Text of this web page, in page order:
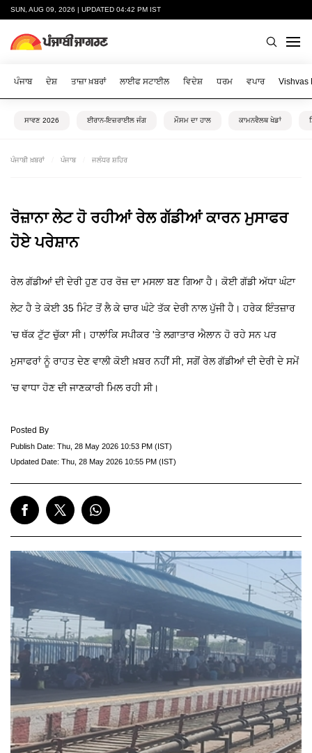
SUN, AUG 09, 2026 | UPDATED 04:42 PM IST
ਪੰਜਾਬ ਦੇਸ਼ ਤਾਜ਼ਾ ਖ਼ਬਰਾਂ ਲਾਈਫ ਸਟਾਈਲ ਵਿਦੇਸ਼ ਧਰਮ ਵਪਾਰ Vishvas
ਸਾਵਣ 2026 ਈਰਾਨ-ਇਜ਼ਰਾਈਲ ਜੰਗ ਮੌਸਮ ਦਾ ਹਾਲ ਕਾਮਨਵੈਲਥ ਖੇਡਾਂ
ਪੰਜਾਬੀ ਖ਼ਬਰਾਂ ਪੰਜਾਬ ਜਲੰਧਰ ਸ਼ਹਿਰ
ਰੋਜ਼ਾਨਾ ਲੇਟ ਹੋ ਰਹੀਆਂ ਰੇਲ ਗੱਡੀਆਂ ਕਾਰਨ ਮੁਸਾਫਰ
ਹੋਏ ਪਰੇਸ਼ਾਨ
ਰੇਲ ਗੱਡੀਆਂ ਦੀ ਦੇਰੀ ਹੁਣ ਹਰ ਰੋਜ਼ ਦਾ ਮਸਲਾ ਬਣ ਗਿਆ ਹੈ। ਕੋਈ ਗੱਡੀ ਅੱਧਾ ਘੰਟਾ
ਲੇਟ ਹੈ ਤੇ ਕੋਈ 35 ਮਿੰਟ ਤੋਂ ਲੈ ਕੇ ਚਾਰ ਘੰਟੇ ਤੱਕ ਦੇਰੀ ਨਾਲ ਪੁੱਜੀ ਹੈ। ਹਰੇਕ ਇੰਤਜ਼ਾਰ
’ਚ ਥੱਕ ਟੁੱਟ ਚੁੱਕਾ ਸੀ। ਹਾਲਾਂਕਿ ਸਪੀਕਰ 'ਤੇ ਲਗਾਤਾਰ ਐਲਾਨ ਹੋ ਰਹੇ ਸਨ ਪਰ
ਮੁਸਾਫਰਾਂ ਨੂੰ ਰਾਹਤ ਦੇਣ ਵਾਲੀ ਕੋਈ ਖ਼ਬਰ ਨਹੀਂ ਸੀ, ਸਗੋਂ ਰੇਲ ਗੱਡੀਆਂ ਦੀ ਦੇਰੀ ਦੇ ਸਮੇਂ
’ਚ ਵਾਧਾ ਹੋਣ ਦੀ ਜਾਣਕਾਰੀ ਮਿਲ ਰਹੀ ਸੀ।
Posted By
Publish Date: Thu, 28 May 2026 10:53 PM (IST)
Updated Date: Thu, 28 May 2026 10:55 PM (IST)